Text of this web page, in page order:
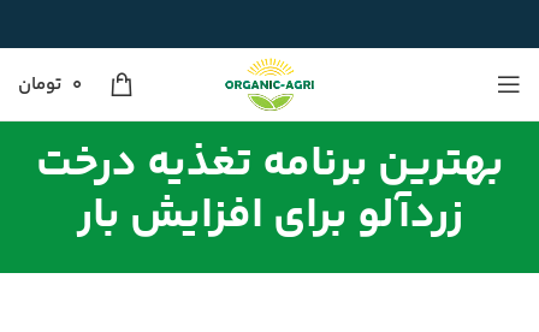
0 تومان
بهترین برنامه تغذیه درخت
زردآلو برای افزایش بار